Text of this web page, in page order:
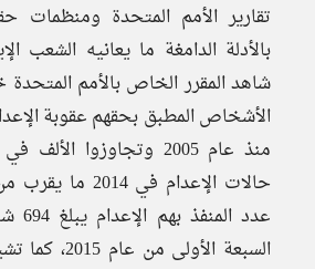
تقارير الأمم المتحدة ومنظمات
بالأدلة الدامغة ما يعانيه الشعب
الأشخاص المطبق بحقهم عقوبة
السبعة الأولى